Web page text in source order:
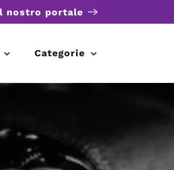
nostro portale
Categorie